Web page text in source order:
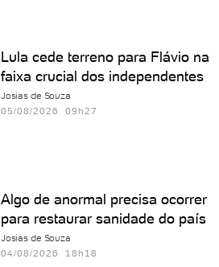
Lula cede terreno para Flávio na
faixa crucial dos independentes
Josias de Souza
05/08/2026 09h27
Algo de anormal precisa ocorrer
para restaurar sanidade do país
Josias de Souza
04/08/2026 18h18